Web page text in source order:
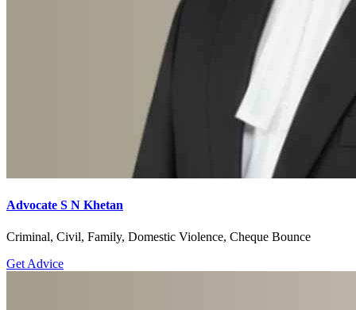
Advocate S N Khetan
Criminal, Civil, Family, Domestic Violence, Cheque Bounce
Get Advice